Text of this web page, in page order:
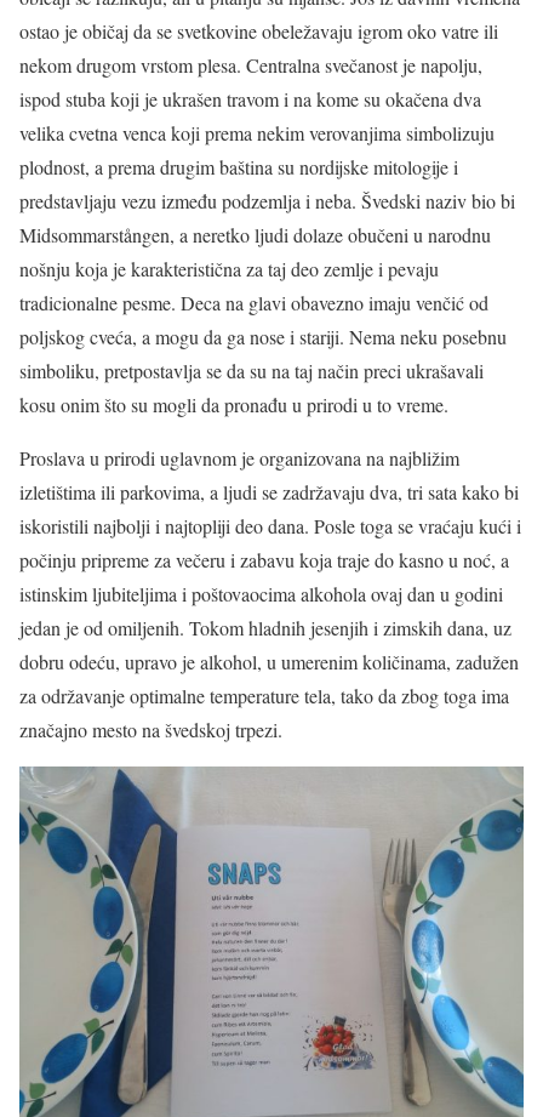
ostao je običaj da se svetkovine obeležavaju igrom oko vatre ili
nekom drugom vrstom plesa. Centralna svečanost je napolju,
ispod stuba koji je ukrašen travom i na kome su okačena dva
velika cvetna venca koji prema nekim verovanjima simbolizuju
plodnost, a prema drugim baština su nordijske mitologije i
predstavljaju vezu između podzemlja i neba. Švedski naziv bio bi
Midsommarstången, a neretko ljudi dolaze obučeni u narodnu
nošnju koja je karakteristična za taj deo zemlje i pevaju
tradicionalne pesme. Deca na glavi obavezno imaju venčić od
poljskog cveća, a mogu da ga nose i stariji. Nema neku posebnu
simboliku, pretpostavlja se da su na taj način preci ukrašavali
kosu onim što su mogli da pronađu u prirodi u to vreme.
Proslava u prirodi uglavnom je organizovana na najbližim
izletištima ili parkovima, a ljudi se zadržavaju dva, tri sata kako bi
iskoristili najbolji i najtopliji deo dana. Posle toga se vraćaju kući i
počinju pripreme za večeru i zabavu koja traje do kasno u noć, a
istinskim ljubiteljima i poštovaocima alkohola ovaj dan u godini
jedan je od omiljenih. Tokom hladnih jesenjih i zimskih dana, uz
dobru odeću, upravo je alkohol, u umerenim količinama, zadužen
za održavanje optimalne temperature tela, tako da zbog toga ima
značajno mesto na švedskoj trpezi.